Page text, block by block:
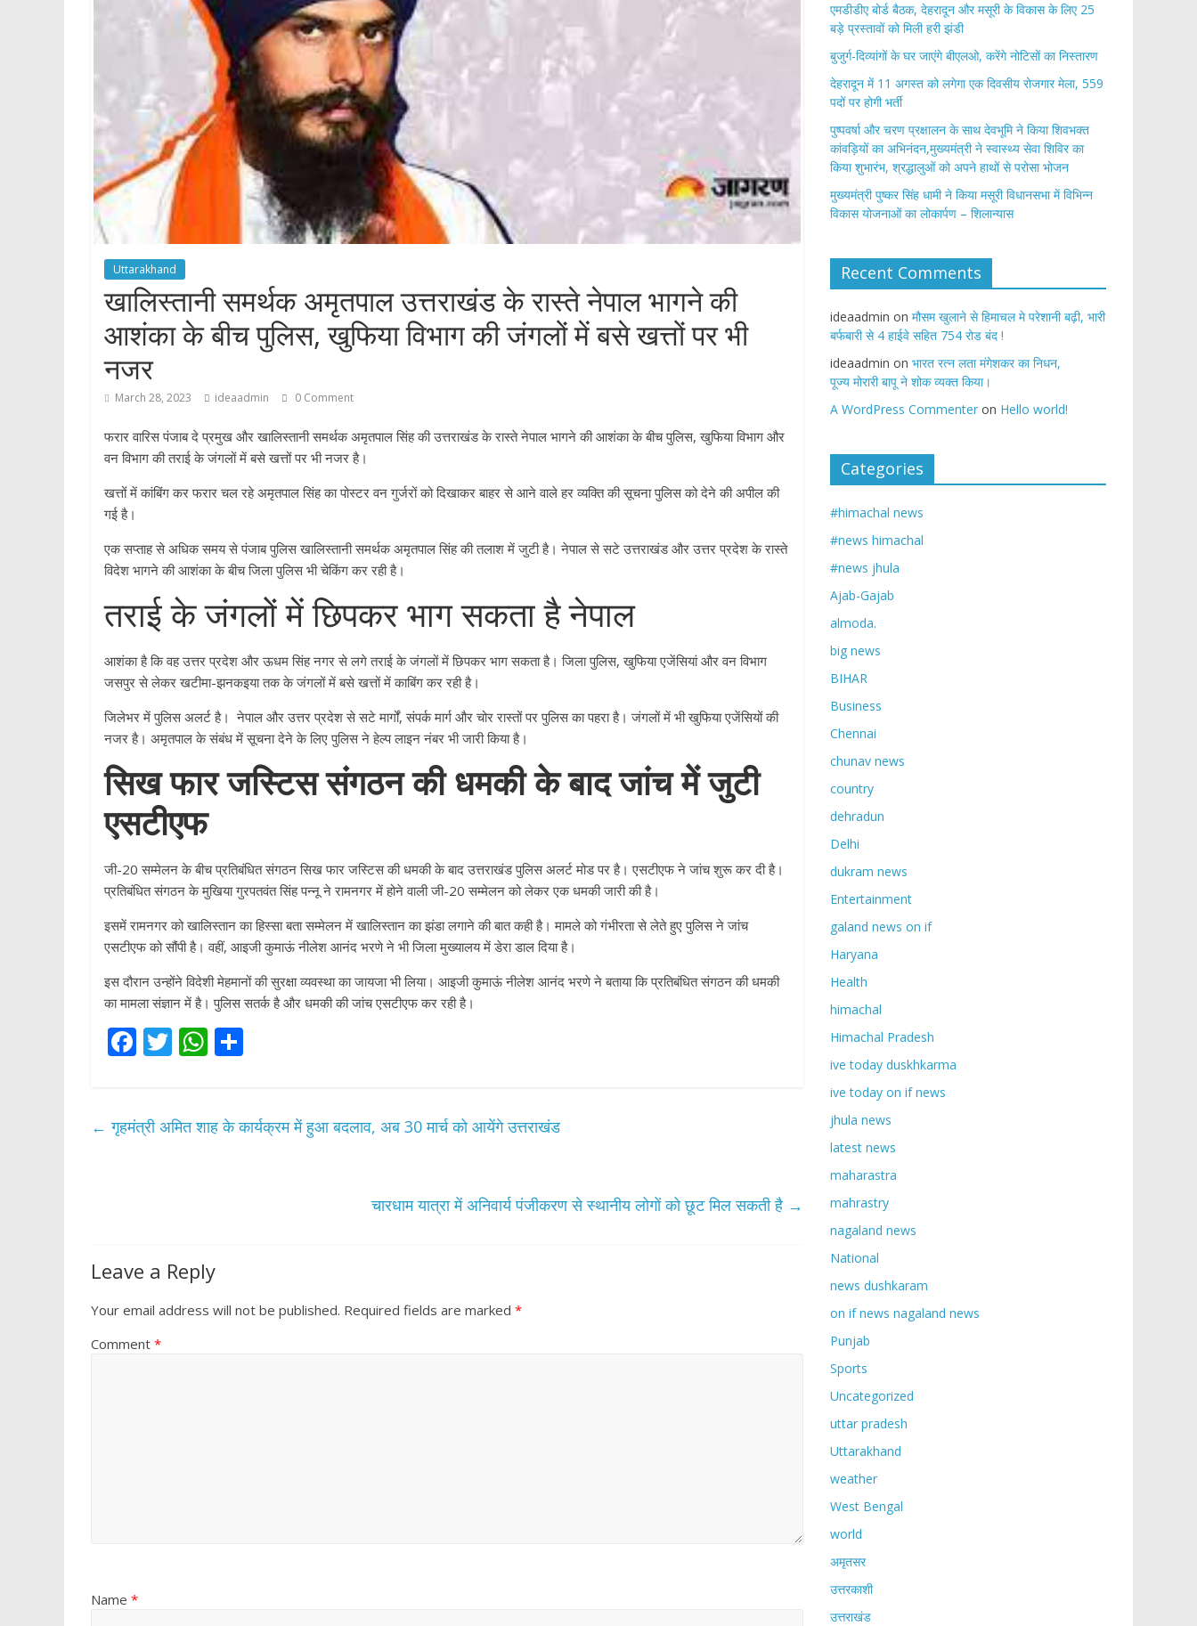
Uttarakhand
खालिस्तानी समर्थक अमृतपाल उत्तराखंड के रास्ते नेपाल भागने की
आशंका के बीच पुलिस, खुफिया विभाग की जंगलों में बसे खत्तों पर भी
नजर
March 28, 2023 ideaadmin 0 Comment
फरार वारिस पंजाब दे प्रमुख और खालिस्तानी समर्थक अमृतपाल सिंह की उत्तराखंड के रास्ते नेपाल भागने की आशंका के बीच पुलिस, खुफिया विभाग और
वन विभाग की तराई के जंगलों में बसे खत्तों पर भी नजर है।
खत्तों में कांबिंग कर फरार चल रहे अमृतपाल सिंह का पोस्टर वन गुर्जरों को दिखाकर बाहर से आने वाले हर व्यक्ति की सूचना पुलिस को देने की अपील की
गई है।
एक सप्ताह से अधिक समय से पंजाब पुलिस खालिस्तानी समर्थक अमृतपाल सिंह की तलाश में जुटी है। नेपाल से सटे उत्तराखंड और उत्तर प्रदेश के रास्ते
विदेश भागने की आशंका के बीच जिला पुलिस भी चेकिंग कर रही है।
तराई के जंगलों में छिपकर भाग सकता है नेपाल
आशंका है कि वह उत्तर प्रदेश और ऊधम सिंह नगर से लगे तराई के जंगलों में छिपकर भाग सकता है। जिला पुलिस, खुफिया एजेंसियां और वन विभाग
जसपुर से लेकर खटीमा-झनकइया तक के जंगलों में बसे खत्तों में काबिंग कर रही है।
जिलेभर में पुलिस अलर्ट है। नेपाल और उत्तर प्रदेश से सटे मार्गों, संपर्क मार्ग और चोर रास्तों पर पुलिस का पहरा है। जंगलों में भी खुफिया एजेंसियों की
नजर है। अमृतपाल के संबंध में सूचना देने के लिए पुलिस ने हेल्प लाइन नंबर भी जारी किया है।
सिख फार जस्टिस संगठन की धमकी के बाद जांच में जुटी
एसटीएफ
जी-20 सम्मेलन के बीच प्रतिबंधित संगठन सिख फार जस्टिस की धमकी के बाद उत्तराखंड पुलिस अलर्ट मोड पर है। एसटीएफ ने जांच शुरू कर दी है।
प्रतिबंधित संगठन के मुखिया गुरपतवंत सिंह पन्नू ने रामनगर में होने वाली जी-20 सम्मेलन को लेकर एक धमकी जारी की है।
इसमें रामनगर को खालिस्तान का हिस्सा बता सम्मेलन में खालिस्तान का झंडा लगाने की बात कही है। मामले को गंभीरता से लेते हुए पुलिस ने जांच
एसटीएफ को सौंपी है। वहीं, आइजी कुमाऊं नीलेश आनंद भरणे ने भी जिला मुख्यालय में डेरा डाल दिया है।
इस दौरान उन्होंने विदेशी मेहमानों की सुरक्षा व्यवस्था का जायजा भी लिया। आइजी कुमाऊं नीलेश आनंद भरणे ने बताया कि प्रतिबंधित संगठन की धमकी
का मामला संज्ञान में है। पुलिस सतर्क है और धमकी की जांच एसटीएफ कर रही है।
F
b
T
er
W
s e
← गृहमंत्री अमित शाह के कार्यक्रम में हुआ बदलाव, अब 30 मार्च को आयेंगे उत्तराखंड
चारधाम यात्रा में अनिवार्य पंजीकरण से स्थानीय लोगों को छूट मिल सकती है →
Leave a Reply
Your email address will not be published. Required fields are marked *
Comment *
Name *
एमडीडीए बोर्ड बैठक, देहरादून और मसूरी के विकास के लिए 25
बड़े प्रस्तावों को मिली हरी झंडी
बुजुर्ग-दिव्यांगों के घर जाएंगे बीएलओ, करेंगे नोटिसों का निस्तारण
​देहरादून में 11 अगस्त को लगेगा एक दिवसीय रोजगार मेला, 559
पदों पर होगी भर्ती
पुष्पवर्षा और चरण प्रक्षालन के साथ देवभूमि ने किया शिवभक्त
कांवड़ियों का अभिनंदन,मुख्यमंत्री ने स्वास्थ्य सेवा शिविर का
किया शुभारंभ, श्रद्धालुओं को अपने हाथों से परोसा भोजन
मुख्यमंत्री पुष्कर सिंह धामी ने किया मसूरी विधानसभा में विभिन्न
विकास योजनाओं का लोकार्पण – शिलान्यास
Recent Comments
ideaadmin on मौसम खुलाने से हिमाचल मे परेशानी बढ़ी, भारी
बर्फबारी से 4 हाईवे सहित 754 रोड बंद !
ideaadmin on भारत रत्न लता मंगेशकर का निधन,
पूज्य मोरारी बापू ने शोक व्यक्त किया।
A WordPress Commenter on Hello world!
Categories
#himachal news
#news himachal
#news jhula
Ajab-Gajab
almoda.
big news
BIHAR
Business
Chennai
chunav news
country
dehradun
Delhi
dukram news
Entertainment
galand news on if
Haryana
Health
himachal
Himachal Pradesh
ive today duskhkarma
ive today on if news
jhula news
latest news
maharastra
mahrastry
nagaland news
National
news dushkaram
on if news nagaland news
Punjab
Sports
Uncategorized
uttar pradesh
Uttarakhand
weather
West Bengal
world
अमृतसर
उत्तरकाशी
उत्तराखंड